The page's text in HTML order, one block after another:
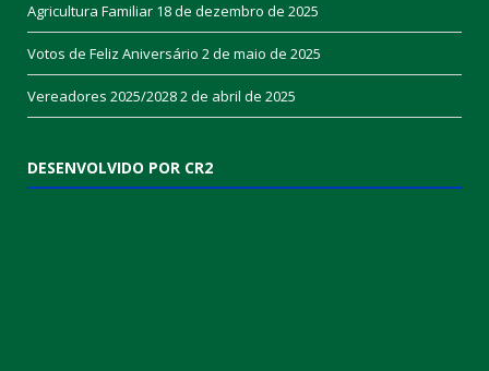
Agricultura Familiar 18 de dezembro de 2025
Votos de Feliz Aniversário 2 de maio de 2025
Vereadores 2025/20282 de abril de 2025
DESENVOLVIDO POR CR2